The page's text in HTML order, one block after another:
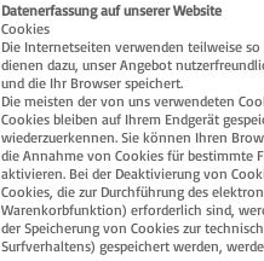
Datenerfassung auf unserer Website
Cookies
Die Internetseiten verwenden teilweise
dienen dazu, unser Angebot
und die Ihr Browser speichert.
Die meisten der von uns verwendeten
Cookies bleiben auf Ihrem Endgerät
wiederzuerkennen. Sie können Ihren
die Annahme von Cookies für bestimmte
aktivieren. Bei der Deaktivierung von
Cookies, die zur Durchführung des
Warenkorbfunktion) erforderlich sind,
der Speicherung von Cookies zur
Surfverhaltens) gespeichert werden,